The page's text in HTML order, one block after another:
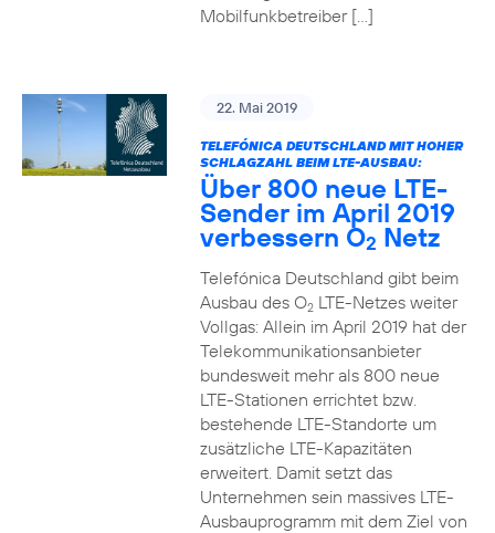
Mobilfunkbetreiber […]
22. Mai 2019
TELEFÓNICA DEUTSCHLAND MIT HOHER
SCHLAGZAHL BEIM LTE-AUSBAU:
Über 800 neue LTE-
Sender im April 2019
verbessern O2 Netz
Telefónica Deutschland gibt beim
Ausbau des O2LTE-Netzes weiter
Vollgas: Allein im April 2019 hat der
Telekommunikationsanbieter
bundesweit mehr als 800 neue
LTE-Stationen errichtet bzw.
bestehende LTE-Standorte um
zusätzliche LTE-Kapazitäten
erweitert. Damit setzt das
Unternehmen sein massives LTE-
Ausbauprogramm mit dem Ziel von